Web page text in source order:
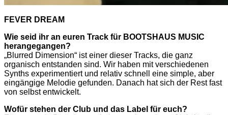
FEVER DREAM
Wie seid ihr an euren Track für BOOTSHAUS MUSIC
herangegangen?
„Blurred Dimension“ ist einer dieser Tracks, die ganz
organisch entstanden sind. Wir haben mit verschiedenen
Synths experimentiert und relativ schnell eine simple, aber
eingängige Melodie gefunden. Danach hat sich der Rest fast
von selbst entwickelt.
Wofür stehen der Club und das Label für euch?